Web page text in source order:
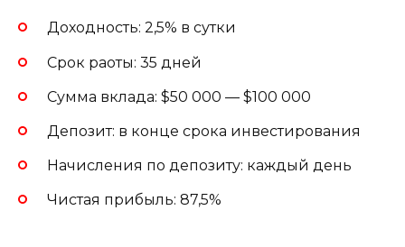
Доходность: 2,5% в сутки
Срок раоты: 35 дней
Сумма вклада: $50 000 — $100 000
Депозит: в конце срока инвестирования
Начисления по депозиту: каждый день
Чистая прибыль: 87,5%